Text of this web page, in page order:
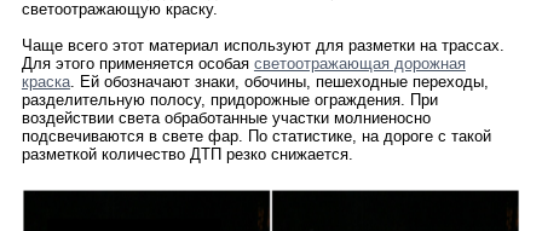
светоотражающую краску.
Чаще всего этот материал используют для разметки на трассах.
Для этого применяется особая светоотражающая дорожная
краска. Ей обозначают знаки, обочины, пешеходные переходы,
разделительную полосу, придорожные ограждения. При
воздействии света обработанные участки молниеносно
подсвечиваются в свете фар. По статистике, на дороге с такой
разметкой количество ДТП резко снижается.